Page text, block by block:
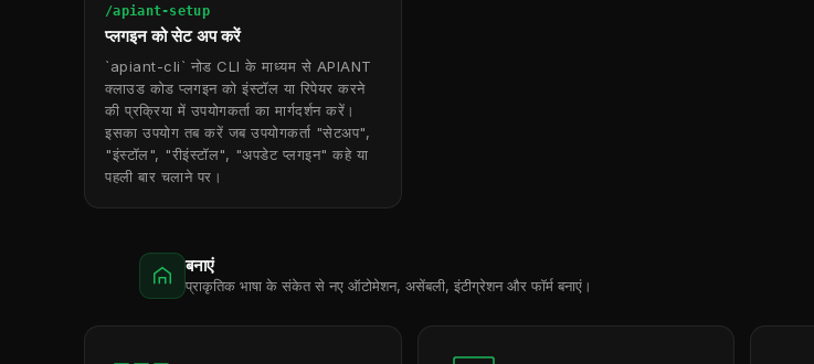
/apiant-setup
प्लगइन को सेट अप करें
`apiant-cli` नोड CLI के माध्यम से APIANT
क्लाउड कोड प्लगइन को इंस्टॉल या रिपेयर करने
की प्रक्रिया में उपयोगकर्ता का मार्गदर्शन करें।
इसका उपयोग तब करें जब उपयोगकर्ता "सेटअप",
"इंस्टॉल", "रीइंस्टॉल", "अपडेट प्लगइन" कहे या
पहली बार चलाने पर।
बनाएं
प्राकृतिक भाषा के संकेत से नए ऑटोमेशन, असेंबली, इंटीग्रेशन और फॉर्म बनाएं।